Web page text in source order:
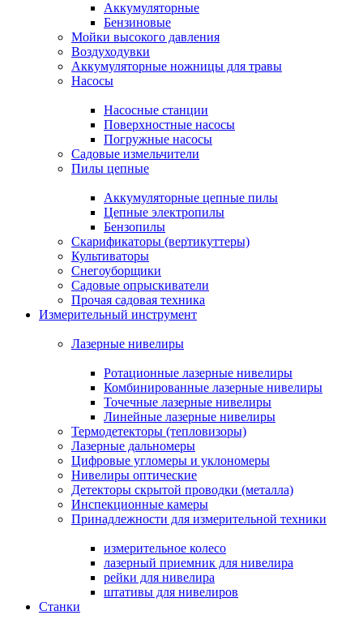
Аккумуляторные
Бензиновые
Мойки высокого давления
Воздуходувки
Аккумуляторные ножницы для травы
Насосы
Насосные станции
Поверхностные насосы
Погружные насосы
Садовые измельчители
Пилы цепные
Аккумуляторные цепные пилы
Цепные электропилы
Бензопилы
Скарификаторы (вертикуттеры)
Культиваторы
Снегоуборщики
Садовые опрыскиватели
Прочая садовая техника
Измерительный инструмент
Лазерные нивелиры
Ротационные лазерные нивелиры
Комбинированные лазерные нивелиры
Точечные лазерные нивелиры
Линейные лазерные нивелиры
Термодетекторы (тепловизоры)
Лазерные дальномеры
Цифровые угломеры и уклономеры
Нивелиры оптические
Детекторы скрытой проводки (металла)
Инспекционные камеры
Принадлежности для измерительной техники
измерительное колесо
лазерный приемник для нивелира
рейки для нивелира
штативы для нивелиров
Станки